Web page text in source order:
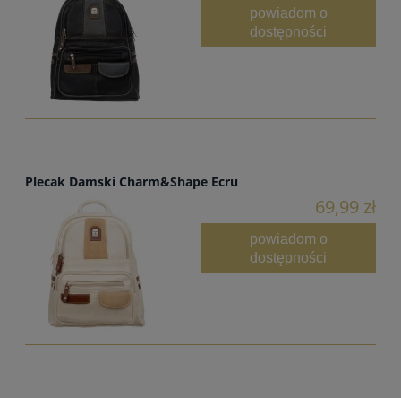
powiadom o
dostępności
Plecak Damski Charm&Shape Ecru
69,99 zł
powiadom o
dostępności